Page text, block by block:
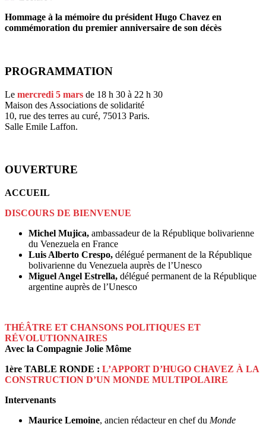
Hommage à la mémoire du président Hugo Chavez en
commémoration du premier anniversaire de son décès
PROGRAMMATION
Le mercredi 5 mars de 18 h 30 à 22 h 30
Maison des Associations de solidarité
10, rue des terres au curé, 75013 Paris.
Salle Emile Laffon.
OUVERTURE
ACCUEIL
DISCOURS DE BIENVENUE
Michel Mujica, ambassadeur de la République bolivarienne
du Venezuela en France
Luis Alberto Crespo, délégué permanent de la République
bolivarienne du Venezuela auprès de l’Unesco
Miguel Angel Estrella, délégué permanent de la République
argentine auprès de l’Unesco
THÉÂTRE ET CHANSONS POLITIQUES ET
RÉVOLUTIONNAIRES
Avec la Compagnie Jolie Môme
1ère TABLE RONDE : L’APPORT D’HUGO CHAVEZ À LA
CONSTRUCTION D’UN MONDE MULTIPOLAIRE
Intervenants
Maurice Lemoine, ancien rédacteur en chef du Monde